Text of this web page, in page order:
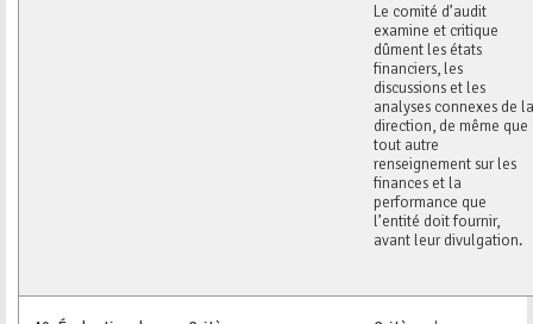
Le comité d’audit
examine et critique
dûment les états
financiers, les
discussions et les
analyses connexes de la
direction, de même que
tout autre
renseignement sur les
finances et la
performance que
l’entité doit fournir,
avant leur divulgation.